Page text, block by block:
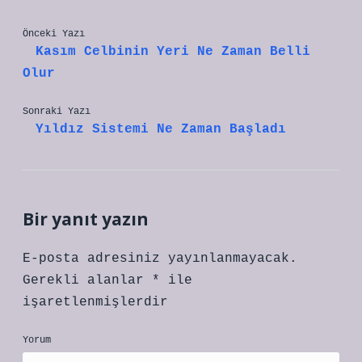
Önceki Yazı
Kasım Celbinin Yeri Ne Zaman Belli
Olur
Sonraki Yazı
Yıldız Sistemi Ne Zaman Başladı
Bir yanıt yazın
E-posta adresiniz yayınlanmayacak.
Gerekli alanlar
*
ile
işaretlenmişlerdir
Yorum